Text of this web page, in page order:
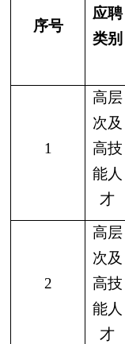
序号
应聘
类别
1
高层
次及
高技
能人
才
2
高层
次及
高技
能人
才